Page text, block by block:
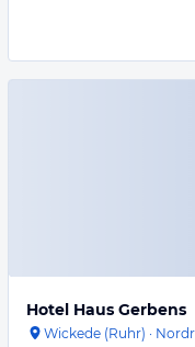
Hotel Haus Gerbens
Wickede (Ruhr) ·